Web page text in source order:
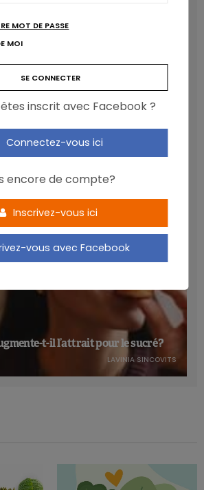
t-il l’attrait pour le sucré ?
LAVINIA SINCOVITS
MOT DE PASSE
MOI
inscrit avec Facebook ?
Connectez-vous ici
encore de compte?
Inscrivez-vous ici
vous avec Facebook